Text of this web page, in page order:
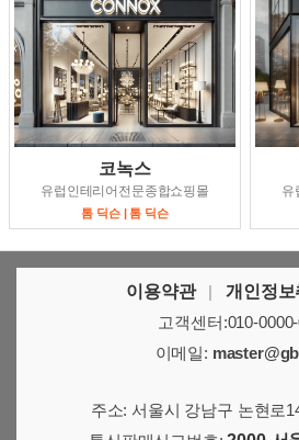
코녹스
유럽인테리어전문종합쇼핑몰
톰 딕슨 | 톰 딕슨
유
이용약관 |
개인정보
고객센터:010-
이메일:
주소: 서울시 강남구 논현로